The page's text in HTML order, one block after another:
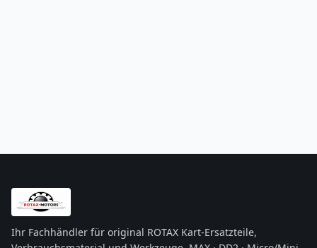
Ihr Fachhändler für original ROTAX Kart-Ersatzteile,